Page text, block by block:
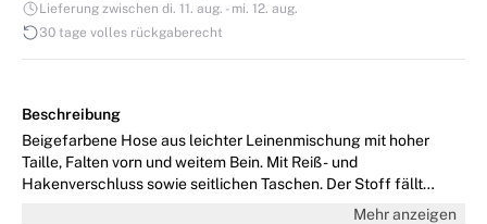
Lieferung zwischen di. 11. aug. - mi. 12. aug.
30 tage volles rückgaberecht
Beschreibung
Beigefarbene Hose aus leichter Leinenmischung mit hoher
Taille, Falten vorn und weitem Bein. Mit Reiß- und
Hakenverschluss sowie seitlichen Taschen. Der Stoff fällt
natürlich und hat eine weiche Struktur – für einen entspannten,
Mehr anzeigen